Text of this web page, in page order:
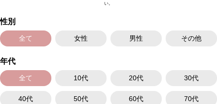
い。
性別
全て 女性 男性 その他
年代
全て 10代 20代 30代
40代 50代 60代 70代